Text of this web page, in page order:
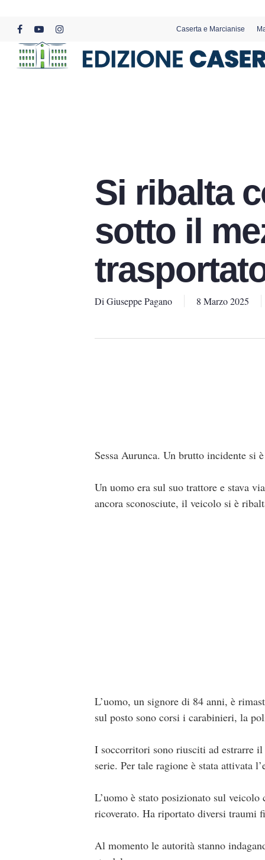
content
facebookyoutubeinstagram
Caserta e Marcianise
Si ribalta
sotto il
Di Giuseppe Pagano 8 Marzo 2025
Sessa Aurunca. Un brutto incidente si
Un uomo era sul suo trattore e stava
ancora sconosciute, il veicolo si è
L’uomo, un signore di 84 anni, è
sul posto sono corsi i carabinieri, la
I soccorritori sono riusciti ad estrarre
serie. Per tale ragione è stata attivata
L’uomo è stato posizionato sul
ricoverato. Ha riportato diversi traumi
Al momento le autorità stanno